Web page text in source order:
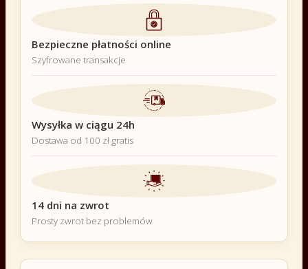
Bezpieczne płatności online
Szyfrowane transakcje
Wysyłka w ciągu 24h
Dostawa od 100 zł gratis
14 dni na zwrot
Prosty zwrot bez problemów